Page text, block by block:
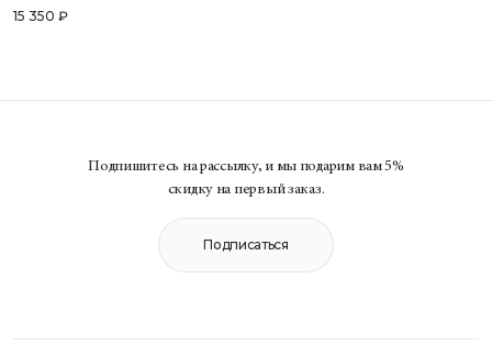
15 350 ₽
Подпишитесь на рассылку, и мы подарим вам 5%
скидку на первый заказ.
Подписаться